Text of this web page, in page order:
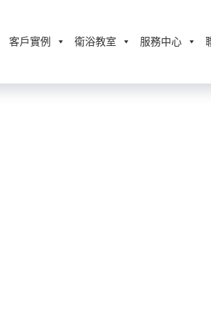
客戶實例 衛浴教室 服務中心